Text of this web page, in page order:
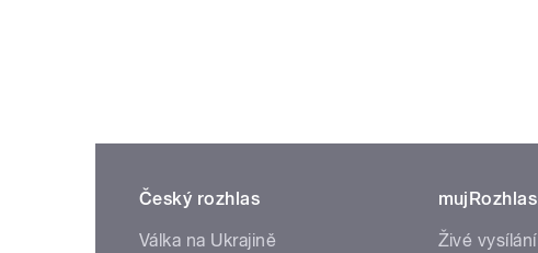
Český rozhlas
Válka na Ukrajině
mujRozhlas
Živé vysílání